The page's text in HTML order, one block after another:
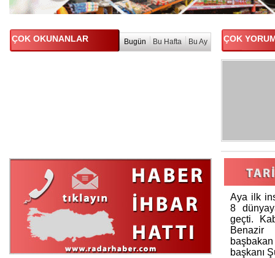
ÇOK OKUNANLAR Bu Ay
Bu Hafta
Bugün ÇOK
Aya ilk
8
geçti.
Benazir
başkanı